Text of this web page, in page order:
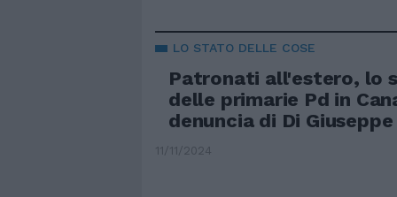
LO STATO DELLE COSE
Patronati all'estero, lo
delle primarie Pd in
denuncia di Di
11/11/2024